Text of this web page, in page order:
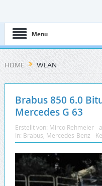
Menu
HOME WLAN
Brabus 850 6.0
Mercedes G 63
Erstellt von: Mirco Rehmeier
In: Brabus Mercedes-Benz